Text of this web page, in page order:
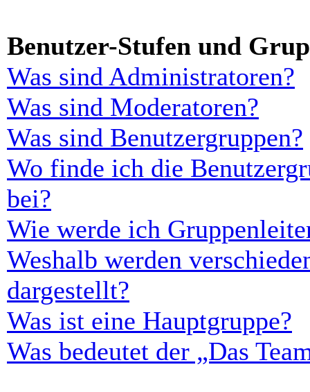
Benutzer-Stufen und
Was sind Administratoren?
Was sind Moderatoren?
Was sind Benutzergruppen?
Wo finde ich die
bei?
Wie werde ich
Weshalb werden
dargestellt?
Was ist eine Hauptgruppe?
Was bedeutet der „Das